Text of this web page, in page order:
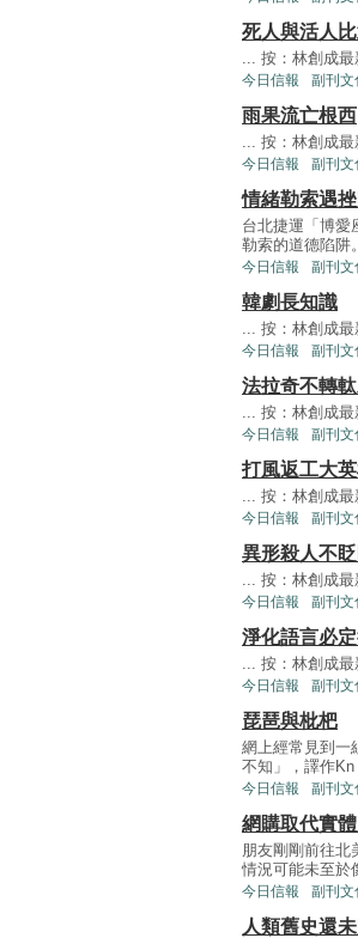
死人與活人
... 按：林創成最
今日信報 副刊文
雨果流亡根西
... 按：林創成最
今日信報 副刊文
情緒勒索遇
台北捷運「博愛
勒索的道德陷阱
今日信報 副刊文
韓劇長知識
... 按：林創成最
今日信報 副刊文
法拉奇不轉
... 按：林創成最
今日信報 副刊文
打風返工大
... 按：林創成最
今日信報 副刊文
異形殺人不
... 按：林創成最
今日信報 副刊文
淨化語言必
... 按：林創成最
今日信報 副刊文
琵琶與枇杷
網上經常見到一
不知」，譯作Kn
今日信報 副刊文
網購取代實
朋友剛剛前往北
情況可能未至於
今日信報 副刊文
人類舊史還